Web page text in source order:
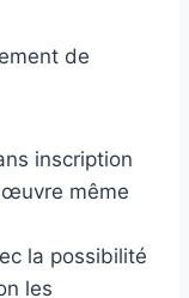
de
inscription
même
la possibilité
les